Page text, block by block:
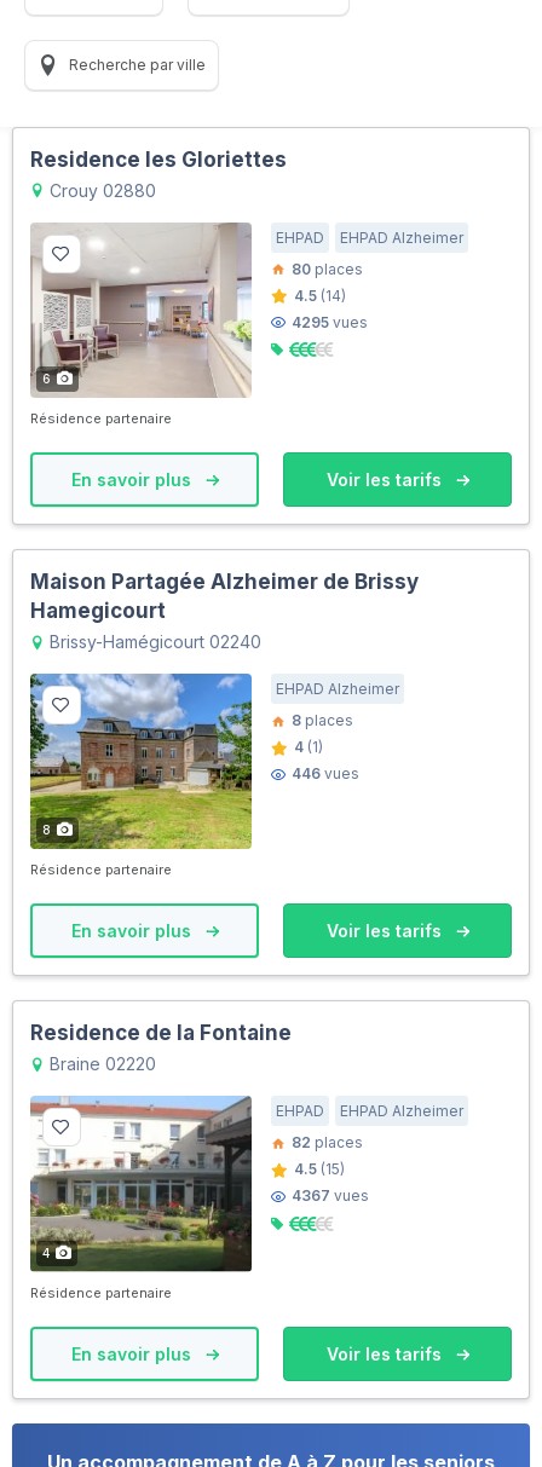
Recherche par ville
Residence les Gloriettes
Crouy 02880
6
EHPAD
EHPAD Alzheimer
80 places
4.5 (14)
4295 vues
Résidence partenaire
En savoir plus Voir les tarifs
Maison Partagée Alzheimer de Brissy
Hamegicourt
Brissy-Hamégicourt 02240
8
EHPAD Alzheimer
8 places
4 (1)
446 vues
Résidence partenaire
En savoir plus Voir les tarifs
Residence de la Fontaine
Braine 02220
4
EHPAD
EHPAD Alzheimer
82 places
4.5 (15)
4367 vues
Résidence partenaire
En savoir plus Voir les tarifs
Un accompagnement de A à Z pour les seniors